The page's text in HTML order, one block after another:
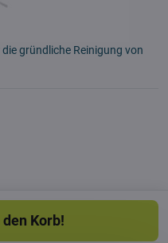
gründliche Reinigung von
den Korb!